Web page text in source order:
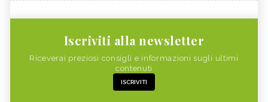
Iscriviti alla newsletter
Riceverai preziosi consigli e informazioni sugli ultimi
contenuti
ISCRIVITI